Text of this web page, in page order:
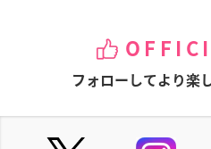
フォローしてより楽